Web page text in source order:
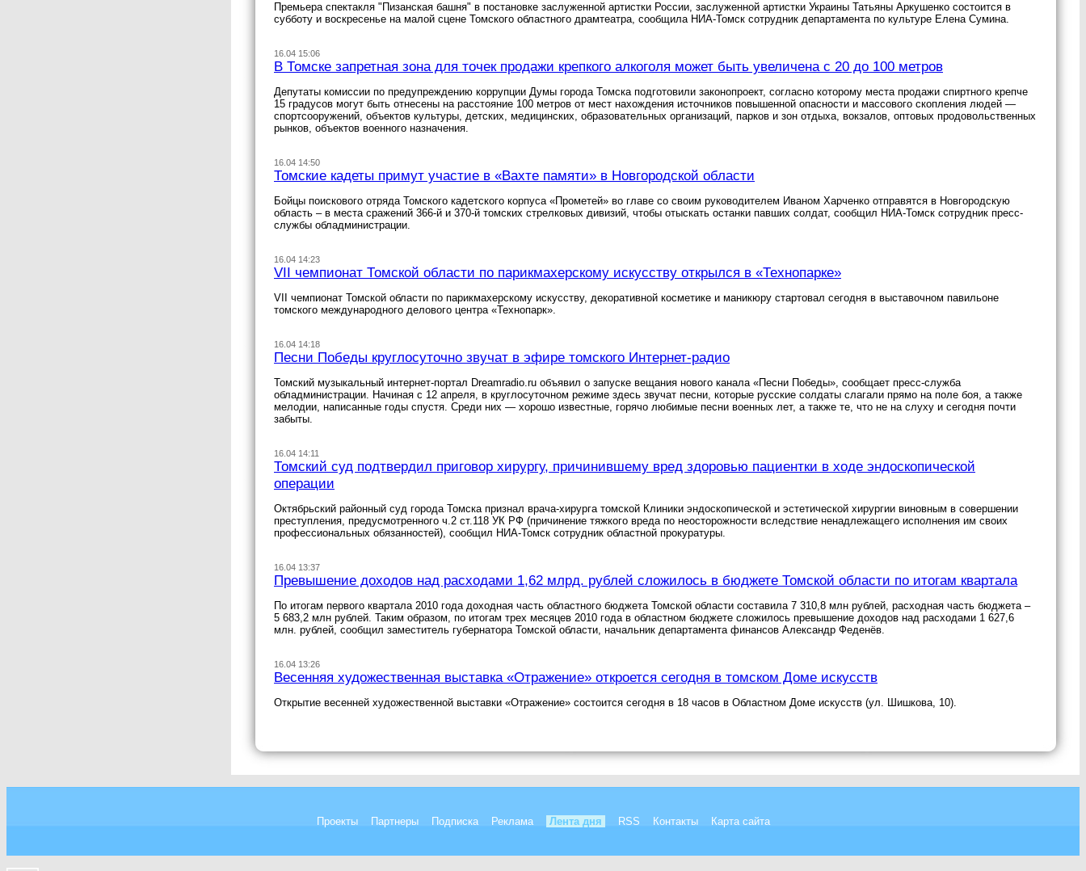
Премьера спектакля "Пизанская башня" в постановке заслуженной артистки России, заслуженной артистки Украины Татьяны Аркушенко состоится в
субботу и воскресенье на малой сцене Томского областного драмтеатра, сообщила НИА-Томск сотрудник департамента по культуре Елена Сумина.
16.04 15:06
В Томске запретная зона для точек продажи крепкого алкоголя может быть увеличена с 20 до 100 метров
Депутаты комиссии по предупреждению коррупции Думы города Томска подготовили законопроект, согласно которому места продажи спиртного крепче
15 градусов могут быть отнесены на расстояние 100 метров от мест нахождения источников повышенной опасности и массового скопления людей —
спортсооружений, объектов культуры, детских, медицинских, образовательных организаций, парков и зон отдыха, вокзалов, оптовых продовольственных
рынков, объектов военного назначения.
16.04 14:50
Томские кадеты примут участие в «Вахте памяти» в Новгородской области
Бойцы поискового отряда Томского кадетского корпуса «Прометей» во главе со своим руководителем Иваном Харченко отправятся в Новгородскую
область – в места сражений 366-й и 370-й томских стрелковых дивизий, чтобы отыскать останки павших солдат, сообщил НИА-Томск сотрудник пресс-
службы обладминистрации.
16.04 14:23
VII чемпионат Томской области по парикмахерскому искусству открылся в «Технопарке»
VII чемпионат Томской области по парикмахерскому искусству, декоративной косметике и маникюру стартовал сегодня в выставочном павильоне
томского международного делового центра «Технопарк».
16.04 14:18
Песни Победы круглосуточно звучат в эфире томского Интернет-радио
Томский музыкальный интернет-портал Dreamradio.ru объявил о запуске вещания нового канала «Песни Победы», сообщает пресс-служба
обладминистрации. Начиная с 12 апреля, в круглосуточном режиме здесь звучат песни, которые русские солдаты слагали прямо на поле боя, а также
мелодии, написанные годы спустя. Среди них — хорошо известные, горячо любимые песни военных лет, а также те, что не на слуху и сегодня почти
забыты.
16.04 14:11
Томский суд подтвердил приговор хирургу, причинившему вред здоровью пациентки в ходе эндоскопической
операции
Октябрьский районный суд города Томска признал врача-хирурга томской Клиники эндоскопической и эстетической хирургии виновным в совершении
преступления, предусмотренного ч.2 ст.118 УК РФ (причинение тяжкого вреда по неосторожности вследствие ненадлежащего исполнения им своих
профессиональных обязанностей), сообщил НИА-Томск сотрудник областной прокуратуры.
16.04 13:37
Превышение доходов над расходами 1,62 млрд. рублей сложилось в бюджете Томской области по итогам квартала
По итогам первого квартала 2010 года доходная часть областного бюджета Томской области составила 7 310,8 млн рублей, расходная часть бюджета –
5 683,2 млн рублей. Таким образом, по итогам трех месяцев 2010 года в областном бюджете сложилось превышение доходов над расходами 1 627,6
млн. рублей, сообщил заместитель губернатора Томской области, начальник департамента финансов Александр Феденёв.
16.04 13:26
Весенняя художественная выставка «Отражение» откроется сегодня в томском Доме искусств
Открытие весенней художественной выставки «Отражение» состоится сегодня в 18 часов в Областном Доме искусств (ул. Шишкова, 10).
Проекты Партнеры Подписка Реклама Лента дня RSS Контакты Карта сайта